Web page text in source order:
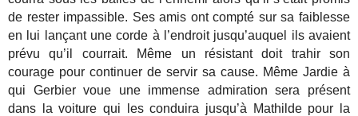
de rester impassible. Ses amis ont compté sur sa faiblesse
en lui lançant une corde à l’endroit jusqu’auquel ils avaient
prévu qu’il courrait. Même un résistant doit trahir son
courage pour continuer de servir sa cause. Même Jardie à
qui Gerbier voue une immense admiration sera présent
dans la voiture qui les conduira jusqu’à Mathilde pour la